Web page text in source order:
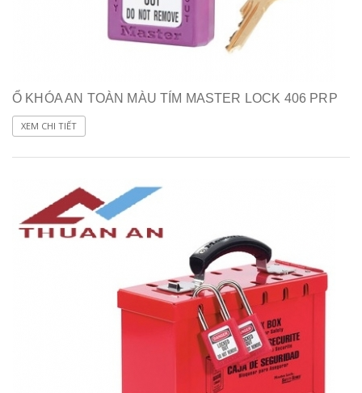
Ổ KHÓA AN TOÀN MÀU TÍM MASTER LOCK 406 PRP
XEM CHI TIẾT